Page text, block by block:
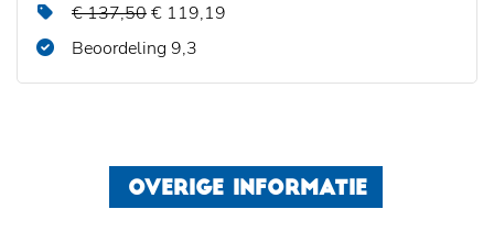
€ 137,50€ 119,19
Beoordeling 9,3
OVERIGE INFORMATIE